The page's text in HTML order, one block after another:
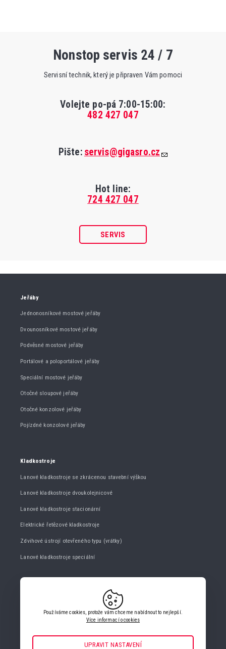
Nonstop servis 24 / 7
Servisní technik, který je připraven Vám pomoci
Volejte po-pá 7:00-15:00:
482 427 047
Pište: servis@gigasro.cz
Hot line:
724 427 047
SERVIS
Jeřáby
Jednonosníkové mostové jeřáby
Dvounosníkové mostové jeřáby
Podvěsné mostové jeřáby
Portálové a poloportálové jeřáby
Speciální mostové jeřáby
Otočné sloupové jeřáby
Otočné konzolové jeřáby
Pojízdné konzolové jeřáby
Kladkostroje
Lanové kladkostroje se zkrácenou stavební výškou
Lanové kladkostroje dvoukolejnicové
Lanové kladkostroje stacionární
Elektrické řetězové kladkostroje
Zdvihové ústrojí otevřeného typu (vrátky)
Lanové kladkostroje speciální
info@gigasro.czPoužíváme cookies, protože vám chceme nabídnout to nejlepší.
Více informací o cookies
UPRAVIT NASTAVENÍ